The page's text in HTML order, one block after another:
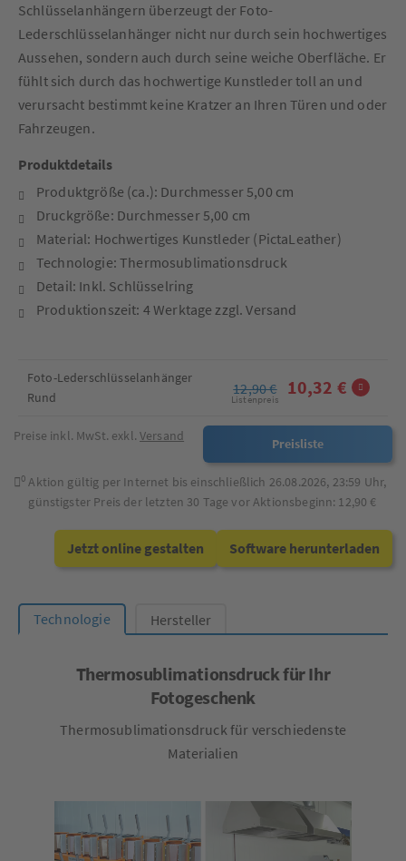
Schlüsselanhängern überzeugt der Foto-
Lederschlüsselanhänger nicht nur durch sein hochwertiges
Aussehen, sondern auch durch seine weiche Oberfläche. Er
fühlt sich durch das hochwertige Kunstleder toll an und
verursacht bestimmt keine Kratzer an Ihren Türen und oder
Fahrzeugen.
Produktdetails
Produktgröße (ca.): Durchmesser 5,00 cm
Druckgröße: Durchmesser 5,00 cm
Material: Hochwertiges Kunstleder (PictaLeather)
Technologie: Thermosublimationsdruck
Detail: Inkl. Schlüsselring
Produktionszeit: 4 Werktage zzgl. Versand
Foto-Lederschlüsselanhänger
Rund
12,90 €
Listenpreis
10,32 €
Preisliste
Preise inkl. MwSt. exkl.Versand
0 Aktion gültig per Internet bis einschließlich 26.08.2026, 23:59 Uhr,
günstigster Preis der letzten 30 Tage vor Aktionsbeginn: 12,90 €
Jetzt online gestalten Software herunterladen
Technologie Hersteller
Thermosublimationsdruck für Ihr
Fotogeschenk
Thermosublimationsdruck für verschiedenste
Materialien